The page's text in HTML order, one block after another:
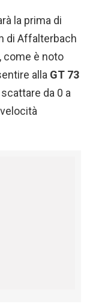
la prima di
di Affalterbach
, come è noto
alla GT 73
da 0 a